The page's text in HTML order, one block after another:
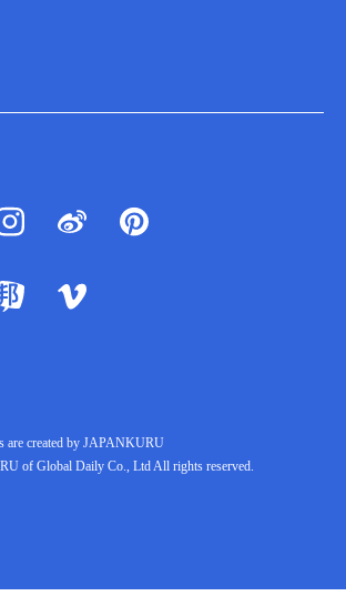
are created by JAPANKURU
of Global Daily Co., Ltd All rights reserved.